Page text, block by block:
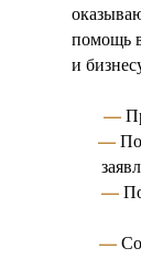
помощь
и
—
—
—
—
А Д В О К А Т